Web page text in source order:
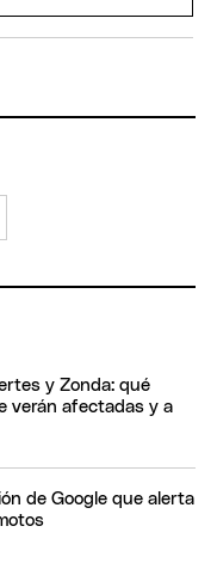
y Zonda: qué
verán afectadas y a
de Google que alerta